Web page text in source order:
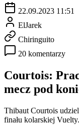
22.09.2023 11:51
ElJarek
Chiringuito
20 komentarzy
Courtois:
mecz pod
Thibaut Courtois
finału kolarskiej